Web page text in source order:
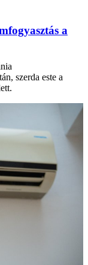
a
szerda este a